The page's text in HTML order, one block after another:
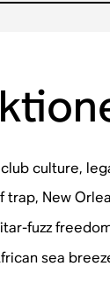
culture,
trap, New
fuzz
sea